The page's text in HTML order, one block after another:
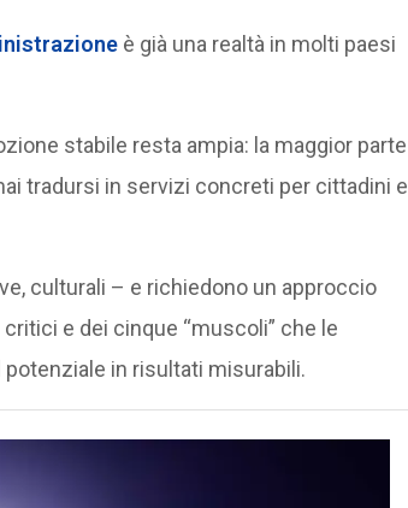
è già una realtà in molti paesi
stabile resta ampia: la maggior parte
tradursi in servizi concreti per cittadini e
culturali – e richiedono un approccio
e dei cinque “muscoli” che le
in risultati misurabili.